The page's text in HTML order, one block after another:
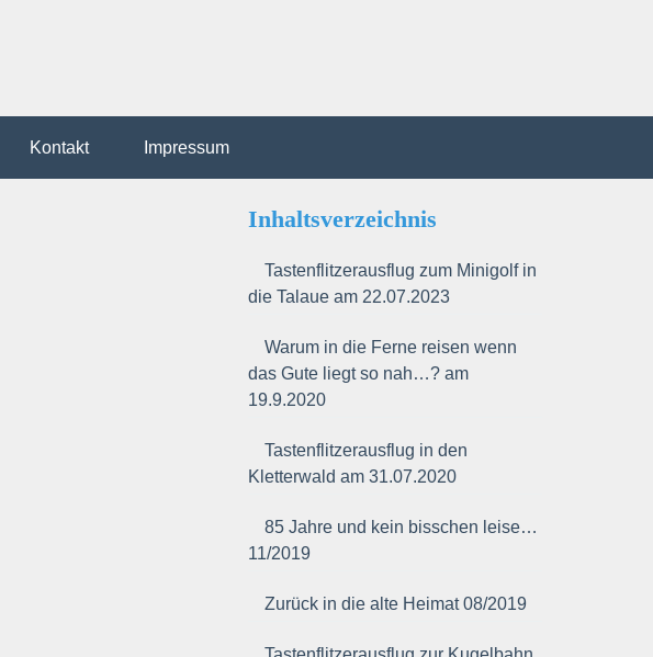
Kontakt Impressum
Inhaltsverzeichnis
Tastenflitzerausflug zum Minigolf in
die Talaue am 22.07.2023
Warum in die Ferne reisen wenn
das Gute liegt so nah…? am
19.9.2020
Tastenflitzerausflug in den
Kletterwald am 31.07.2020
85 Jahre und kein bisschen leise…
11/2019
Zurück in die alte Heimat 08/2019